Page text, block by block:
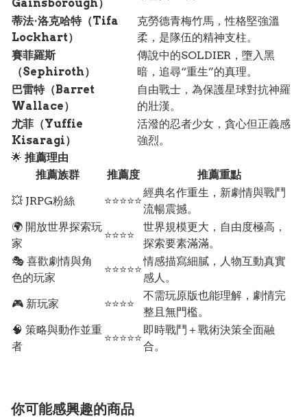
Gainsborough）
蒂法·洛克哈特（Tifa
Lockhart）
克勞德青梅竹馬，性格堅強溫
柔，是隊伍的精神支柱。
賽菲羅斯
（Sephiroth）
傳說中的SOLDIER，墮入黑
暗，追尋“重生”的真理。
巴雷特（Barret
Wallace）
自由戰士，為保護星球對抗神羅
的壯漢。
尤菲（Yuffie
Kisaragi）
活潑的忍者少女，貪心但正義感
強烈。
🌟 推薦理由
推薦族群
推薦度
推薦重點
💥 JRPG粉絲
⭐⭐⭐⭐⭐
經典名作重生，新劇情與戰鬥
流暢震撼。
🌍 開放世界探索玩
家
⭐⭐⭐⭐
世界規模更大，自由度極高，
探索要素滿滿。
🎭 喜歡劇情與角
色的玩家
⭐⭐⭐⭐⭐
情感描寫細膩，人物互動真實
感人。
🎮 新玩家
⭐⭐⭐⭐
不需玩原版也能理解，劇情完
整且無門檻。
🧠 策略與動作並重
者
⭐⭐⭐⭐⭐
即時戰鬥＋戰術決策全面融
合。
你可能感興趣的商品